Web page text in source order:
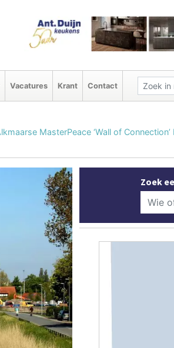
Vacatures Krant Contact
MasterPeace ‘Wall of
Zoek